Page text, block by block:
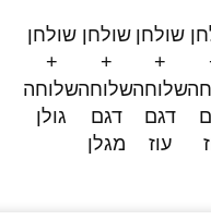
שולחן
+
שלוחה
דגם
עוז
שולחן
+
שלוחה
דגם
מגלן
שולחן
+
שלוחה
גולן